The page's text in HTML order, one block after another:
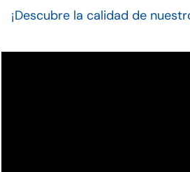
¡Descubre la calidad de